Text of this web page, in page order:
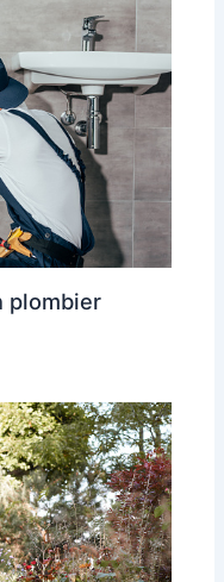
plombier